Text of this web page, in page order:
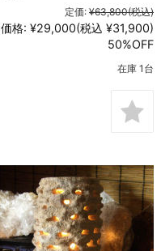
定価: ¥63,800(税込)
価格: ¥29,000(税込 ¥31,900)
50%OFF
在庫 1台